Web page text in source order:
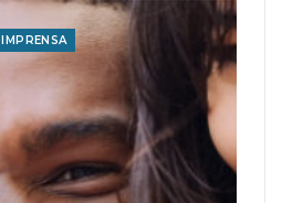
IMPRENSA